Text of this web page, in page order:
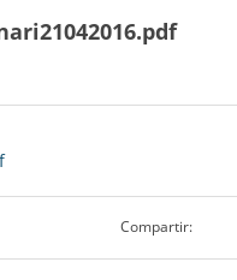
Compartir: